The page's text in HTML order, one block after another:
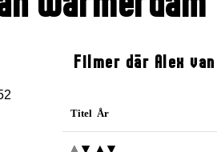
Filmer där Alex
Titel År